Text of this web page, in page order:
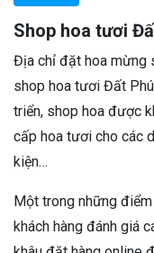
Shop hoa tươi
Địa chỉ đặt hoa mừng
shop hoa tươi Đất
triển, shop hoa được
cấp hoa tươi cho các
kiện…
Một trong những
khách hàng đánh giá